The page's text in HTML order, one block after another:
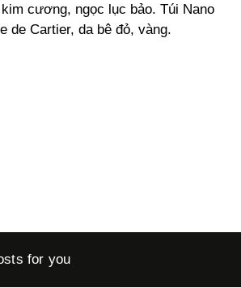
cương, ngọc lục bảo. Túi Nano
de Cartier, da bê đỏ, vàng.
for you